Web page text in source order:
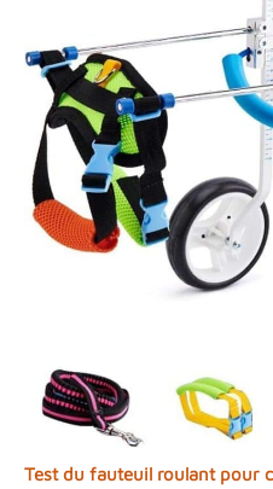
Test du fauteuil roulant pour